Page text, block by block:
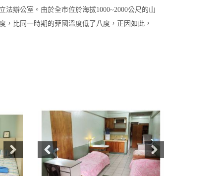
辦公室。由於全市位於海拔1000~2000公尺的山
，比同一時期的菲國溫度低了八度，正因如此，